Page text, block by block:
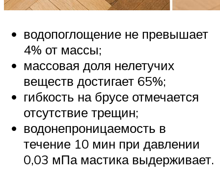
водопоглощение не превышает
4% от массы;
массовая доля нелетучих
веществ достигает 65%;
гибкость на брусе отмечается
отсутствие трещин;
водонепроницаемость в
течение 10 мин при давлении
0,03 мПа мастика выдерживает.